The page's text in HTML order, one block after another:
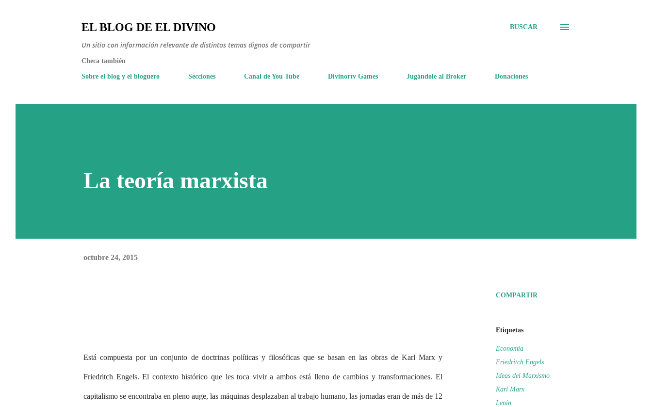
EL BLOG DE EL DIVINO
Un sitio con información relevante de distintos temas dignos de compartir
BUSCAR
Checa también
Sobre el blog y el bloguero Secciones Canal de You Tube Divinortv Games Jugándole al Broker Donaciones
La teoría marxista
octubre 24, 2015
Está compuesta por un conjunto de doctrinas políticas y filosóficas que se basan en las obras de Karl Marx y
Friedritch Engels. El contexto histórico que les toca vivir a ambos está lleno de cambios y transformaciones. El
capitalismo se encontraba en pleno auge, las máquinas desplazaban al trabajo humano, las jornadas eran de más de 12
COMPARTIR
Etiquetas
Economía
Friedritch Engels
Ideas del Marxismo
Karl Marx
Lenin